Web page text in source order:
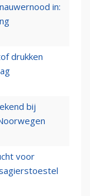
in:
drukken
bij
voor